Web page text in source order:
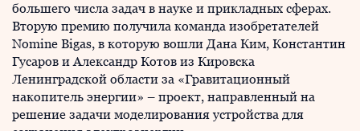
большего числа задач в науке и прикладных сферах.
Вторую премию получила команда изобретателей
Nomine Bigas, в которую вошли Дана Ким, Константин
Гусаров и Александр Котов из Кировска
Ленинградской области за «Гравитационный
накопитель энергии» – проект, направленный на
решение задачи моделирования устройства для